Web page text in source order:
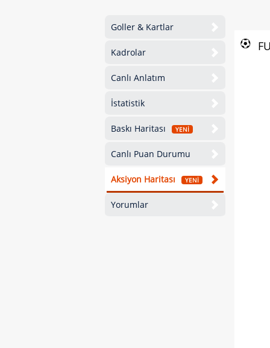
Goller & Kartlar
Kadrolar
Canlı Anlatım
İstatistik
Baskı Haritası YENİ
Canlı Puan Durumu
Aksiyon Haritası YENİ
Yorumlar